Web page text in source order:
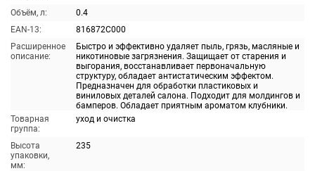
Объём, л:
0.4
EAN-13:
816872C000
Расширенное
описание:
Быстро и эффективно удаляет пыль, грязь, масляные и
никотиновые загрязнения. Защищает от старения и
выгорания, восстанавливает первоначальную
структуру, обладает антистатическим эффектом.
Предназначен для обработки пластиковых и
виниловых деталей салона. Подходит для молдингов и
бамперов. Обладает приятным ароматом клубники.
Товарная
группа:
уход и очистка
Высота
упаковки,
мм:
235